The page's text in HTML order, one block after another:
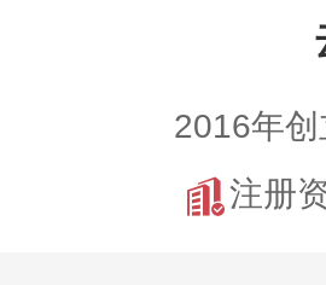
2016年创
注册